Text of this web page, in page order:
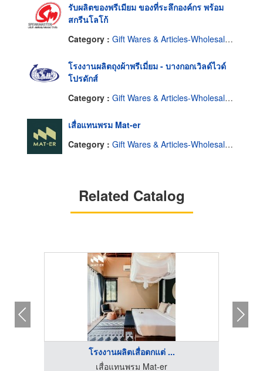
รับผลิตของพรีเมียม ของที่ระลึกองค์กร พร้อม
สกรีนโลโก้
Category : Gift Wares & Articles-Wholesale & Manufacturers
โรงงานผลิตถุงผ้าพรีเมี่ยม - บางกอกเวิลด์ไวด์
โปรดักส์
Category : Gift Wares & Articles-Wholesale & Manufacturers
เสื่อแทนพรม Mat-er
Category : Gift Wares & Articles-Wholesale & Manufacturers
Related Catalog
โรงงานผลิตเสื่อตกแต่ ...
เสื่อแทนพรม Mat-er